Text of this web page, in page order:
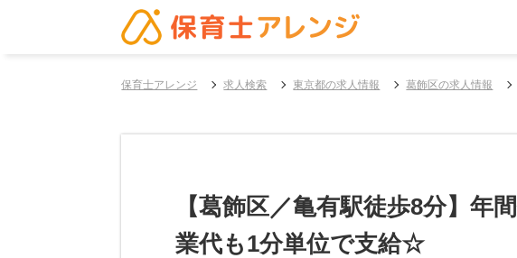
保育士アレンジ 求人検索 東京都の求人情報 葛飾区の求人情報
【葛飾区／亀有駅徒歩8分】
業代も1分単位で支給☆